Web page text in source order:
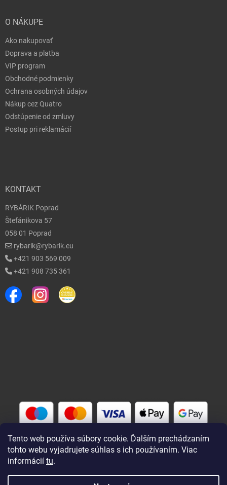
Tento web používa súbory cookie. Ďalším prechádzaním
tohto webu vyjadrujete súhlas s ich používaním. Viac
informácií tu.
O NÁKUPE
Ako nakupovať
Doprava a platba
VIP program
Obchodné podmienky
Ochrana osobných údajov
Nákup cez Quatro
Odstúpenie od zmluvy
Postup pri reklamácií
KONTAKT
RYBÁRIK Poprad
Štefánikova 57
058 01 Poprad
rybarik@rybarik.eu
+421 903 569 009
+421 908 735 361